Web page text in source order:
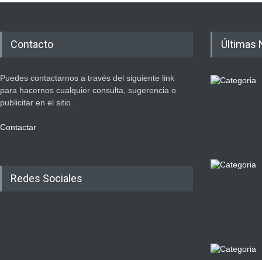
Contacto
Puedes contactarnos a través del siguiente link
para hacernos cualquier consulta, sugerencia o
publicitar en el sitio.
Contactar
Redes Sociales
Últimas